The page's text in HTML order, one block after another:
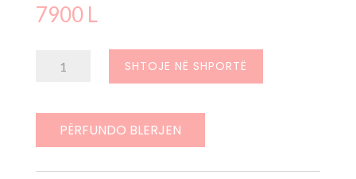
7900 L
funksione
Jané
SHTOJE NË SHPORTË
PËRFUNDO BLERJEN